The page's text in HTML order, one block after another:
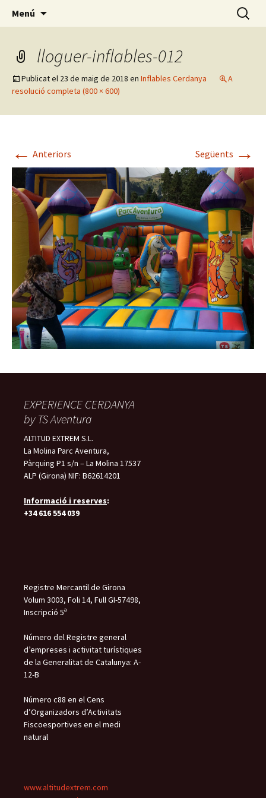
Experience Cerdanya
On comença la teva aventura
Menú Cerca:
lloguer-inflables-012
Publicat el 23 de maig de 2018 en Inflables Cerdanya
A
resolució completa (800 × 600)
← Anteriors Següents →
EXPERIENCE CERDANYA
by TS Aventura
ALTITUD EXTREM S.L.
La Molina Parc Aventura,
Pàrquing P1 s/n – La Molina 17537
ALP (Girona) NIF: B62614201
Informació i reserves:
+34 616 554 039
Registre Mercantil de Girona
Volum 3003, Foli 14, Full GI-57498,
Inscripció 5ª
Número del Registre general
d’empreses i activitat turístiques
de la Generalitat de Catalunya: A-
12-B
Número c88 en el Cens
d’Organizadors d’Activitats
Fiscoesportives en el medi
natural
www.altitudextrem.com